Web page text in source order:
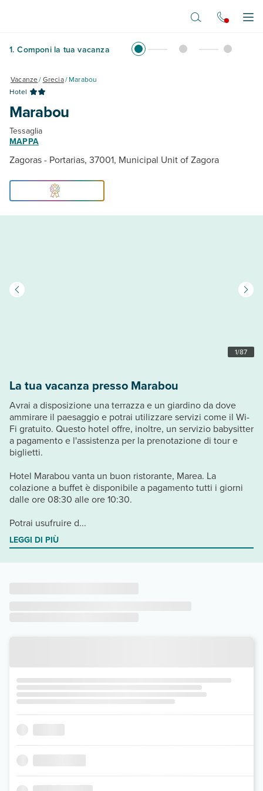
1. Componi la tua vacanza
Vacanze/Grecia/Marabou
Hotel
Marabou
Tessaglia
MAPPA
Zagoras - Portarias, 37001, Municipal Unit of Zagora
1/87
La tua vacanza presso Marabou
Avrai a disposizione una terrazza e un giardino da dove
ammirare il paesaggio e potrai utilizzare servizi come il Wi-
Fi gratuito. Questo hotel offre, inoltre, un servizio babysitter
a pagamento e l'assistenza per la prenotazione di tour e
biglietti.
Hotel Marabou vanta un buon ristorante, Marea. La
colazione a buffet è disponibile a pagamento tutti i giorni
dalle ore 08:30 alle ore 10:30.
Potrai usufruire d...
LEGGI DI PIÙ